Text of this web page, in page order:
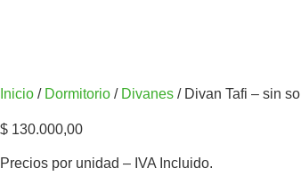
Inicio / Dormitorio / Divanes / Divan Tafi – sin sol
$ 130.000,00
Precios por unidad – IVA Incluido.